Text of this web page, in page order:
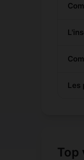
Les
Top